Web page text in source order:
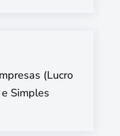
(Lucro
Simples